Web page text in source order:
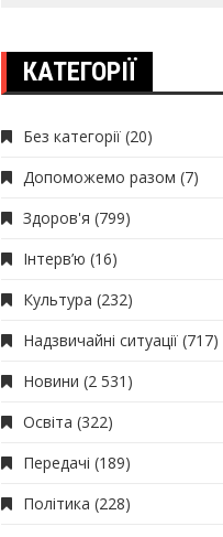
КАТЕГОРІЇ
Без категорії (20)
Допоможемо разом (7)
Здоров'я (799)
Інтерв’ю (16)
Культура (232)
Надзвичайні ситуації (717)
Новини (2 531)
Освіта (322)
Передачі (189)
Політика (228)